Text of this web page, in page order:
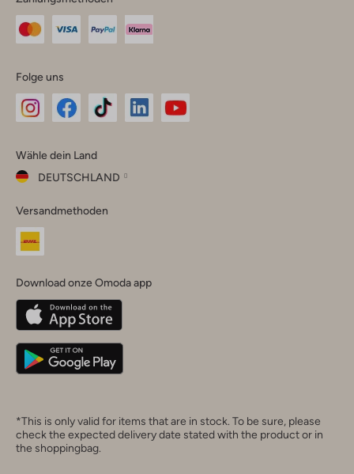
Folge uns
Instagram
Facebook
TikTok
Wähle dein Land
DEUTSCHLAND
dein
Land
Belgique(Français)
Deutschland
Versandmethoden
Download onze Omoda app
*This is only valid for items that are in stock. To be sure, please
check the expected delivery date stated with the product or in
the shoppingbag.